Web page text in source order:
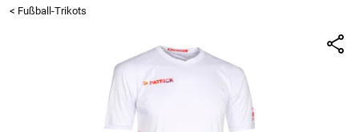
< Fußball-Trikots